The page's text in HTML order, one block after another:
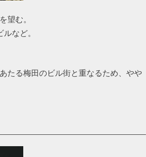
望む。
など。
たる梅田のビル街と重なるため、やや